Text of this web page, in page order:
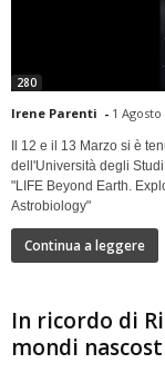
280
Irene Parenti - 1 Agosto
Il 12 e il 13 Marzo si è
dell'Università degli
"LIFE Beyond Earth.
Astrobiology"
Continua a leggere
In ricordo di
mondi